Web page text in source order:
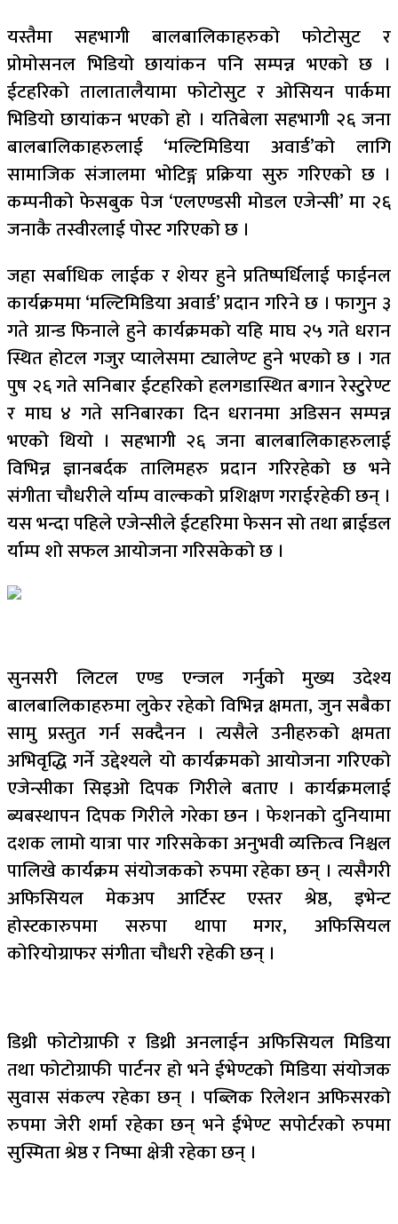
यस्तैमा सहभागी बालबालिकाहरुको फोटोसुट र
प्रोमोसनल भिडियो छायांकन पनि सम्पन्न भएको छ ।
ईटहरिको तालातालैयामा फोटोसुट र ओसियन पार्कमा
भिडियो छायांकन भएको हो । यतिबेला सहभागी २६ जना
बालबालिकाहरुलाई ‘मल्टिमिडिया अवार्ड’को लागि
सामाजिक संजालमा भोटिङ्ग प्रक्रिया सुरु गरिएको छ ।
कम्पनीको फेसबुक पेज ‘एलएण्डसी मोडल एजेन्सी’ मा २६
जनाकै तस्वीरलाई पोस्ट गरिएको छ ।
जहा सर्बाधिक लाईक र शेयर हुने प्रतिष्पर्धिलाई फाईनल
कार्यक्रममा ‘मल्टिमिडिया अवार्ड’ प्रदान गरिने छ । फागुन ३
गते ग्रान्ड फिनाले हुने कार्यक्रमको यहि माघ २५ गते धरान
स्थित होटल गजुर प्यालेसमा ट्यालेण्ट हुने भएको छ । गत
पुष २६ गते सनिबार ईटहरिको हलगडास्थित बगान रेस्टुरेण्ट
र माघ ४ गते सनिबारका दिन धरानमा अडिसन सम्पन्न
भएको थियो । सहभागी २६ जना बालबालिकाहरुलाई
विभिन्न ज्ञानबर्दक तालिमहरु प्रदान गरिरहेको छ भने
संगीता चौधरीले र्याम्प वाल्कको प्रशिक्षण गराईरहेकी छन् ।
यस भन्दा पहिले एजेन्सीले ईटहरिमा फेसन सो तथा ब्राईडल
र्याम्प शो सफल आयोजना गरिसकेको छ ।
सुनसरी लिटल एण्ड एन्जल गर्नुको मुख्य उदेश्य
बालबालिकाहरुमा लुकेर रहेको विभिन्न क्षमता, जुन सबैका
सामु प्रस्तुत गर्न सक्दैनन । त्यसैले उनीहरुको क्षमता
अभिवृद्धि गर्ने उद्देश्यले यो कार्यक्रमको आयोजना गरिएको
एजेन्सीका सिइओ दिपक गिरीले बताए । कार्यक्रमलाई
ब्यबस्थापन दिपक गिरीले गरेका छन । फेशनको दुनियामा
दशक लामो यात्रा पार गरिसकेका अनुभवी व्यक्तित्व निश्चल
पालिखे कार्यक्रम संयोजकको रुपमा रहेका छन् । त्यसैगरी
अफिसियल मेकअप आर्टिस्ट एस्तर श्रेष्ठ, इभेन्ट
होस्टकारुपमा सरुपा थापा मगर, अफिसियल
कोरियोग्राफर संगीता चौधरी रहेकी छन् ।
डिथ्री फोटोग्राफी र डिथ्री अनलाईन अफिसियल मिडिया
तथा फोटोग्राफी पार्टनर हो भने ईभेण्टको मिडिया संयोजक
सुवास संकल्प रहेका छन् । पब्लिक रिलेशन अफिसरको
रुपमा जेरी शर्मा रहेका छन् भने ईभेण्ट सपोर्टरको रुपमा
सुस्मिता श्रेष्ठ र निष्मा क्षेत्री रहेका छन् ।